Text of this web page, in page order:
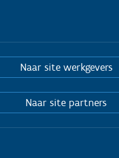
Naar site werkgevers
Naar site partners